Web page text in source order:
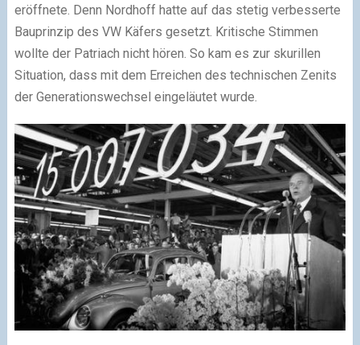
eröffnete. Denn Nordhoff hatte auf das stetig verbesserte
Bauprinzip des VW Käfers gesetzt. Kritische Stimmen
wollte der Patriach nicht hören. So kam es zur skurillen
Situation, dass mit dem Erreichen des technischen Zenits
der Generationswechsel eingeläutet wurde.